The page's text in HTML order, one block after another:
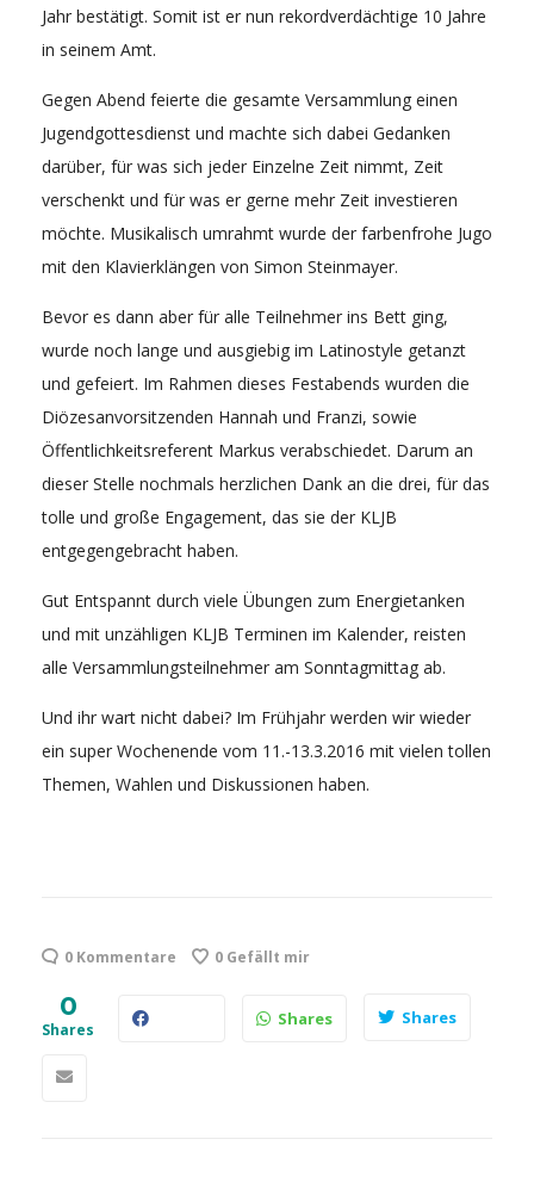
Jahr bestätigt. Somit ist er nun rekordverdächtige 10 Jahre
in seinem Amt.
Gegen Abend feierte die gesamte Versammlung einen
Jugendgottesdienst und machte sich dabei Gedanken
darüber, für was sich jeder Einzelne Zeit nimmt, Zeit
verschenkt und für was er gerne mehr Zeit investieren
möchte. Musikalisch umrahmt wurde der farbenfrohe Jugo
mit den Klavierklängen von Simon Steinmayer.
Bevor es dann aber für alle Teilnehmer ins Bett ging,
wurde noch lange und ausgiebig im Latinostyle getanzt
und gefeiert. Im Rahmen dieses Festabends wurden die
Diözesanvorsitzenden Hannah und Franzi, sowie
Öffentlichkeitsreferent Markus verabschiedet. Darum an
dieser Stelle nochmals herzlichen Dank an die drei, für das
tolle und große Engagement, das sie der KLJB
entgegengebracht haben.
Gut Entspannt durch viele Übungen zum Energietanken
und mit unzähligen KLJB Terminen im Kalender, reisten
alle Versammlungsteilnehmer am Sonntagmittag ab.
Und ihr wart nicht dabei? Im Frühjahr werden wir wieder
ein super Wochenende vom 11.-13.3.2016 mit vielen tollen
Themen, Wahlen und Diskussionen haben.
0 Kommentare 0 Gefällt mir
0
Shares
Shares Shares